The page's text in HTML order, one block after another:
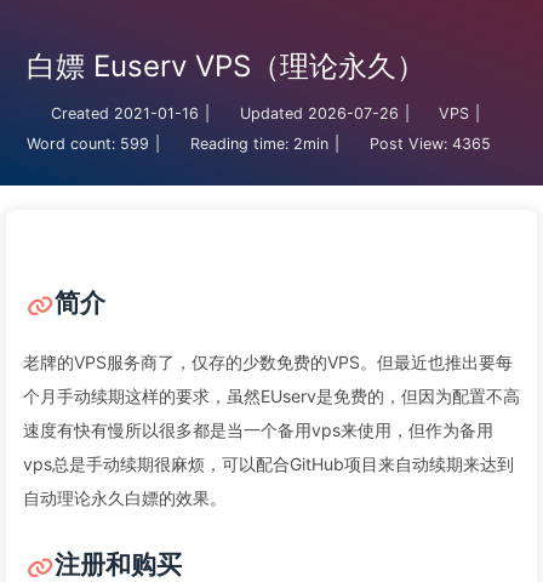
白嫖 Euserv VPS（理论永久）
Created 2021-01-16 Updated 2026-07-26 VPS
Word count: 599 Reading time: 2min Post View: 4365
简介
老牌的VPS服务商了，仅存的少数免费的VPS。但最近也推出要每
个月手动续期这样的要求，虽然EUserv是免费的，但因为配置不高
速度有快有慢所以很多都是当一个备用vps来使用，但作为备用
vps总是手动续期很麻烦，可以配合GitHub项目来自动续期来达到
自动理论永久白嫖的效果。
注册和购买